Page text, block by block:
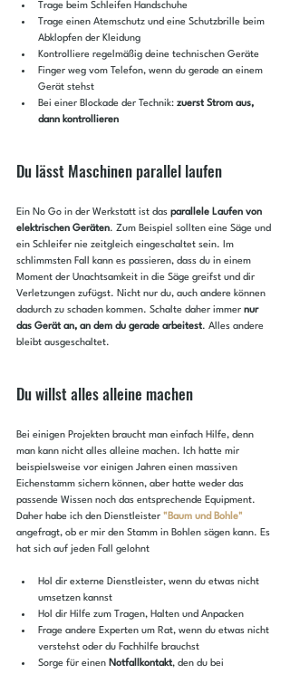
Trage beim Schleifen Handschuhe
Trage einen Atemschutz und eine Schutzbrille beim
Abklopfen der Kleidung
Kontrolliere regelmäßig deine technischen Geräte
Finger weg vom Telefon, wenn du gerade an einem
Gerät stehst
Bei einer Blockade der Technik: zuerst Strom aus,
dann kontrollieren
Du lässt Maschinen parallel laufen
Ein No Go in der Werkstatt ist das parallele Laufen von
elektrischen Geräten. Zum Beispiel sollten eine Säge und
ein Schleifer nie zeitgleich eingeschaltet sein. Im
schlimmsten Fall kann es passieren, dass du in einem
Moment der Unachtsamkeit in die Säge greifst und dir
Verletzungen zufügst. Nicht nur du, auch andere können
dadurch zu schaden kommen. Schalte daher immer nur
das Gerät an, an dem du gerade arbeitest. Alles andere
bleibt ausgeschaltet.
Du willst alles alleine machen
Bei einigen Projekten braucht man einfach Hilfe, denn
man kann nicht alles alleine machen. Ich hatte mir
beispielsweise vor einigen Jahren einen massiven
Eichenstamm sichern können, aber hatte weder das
passende Wissen noch das entsprechende Equipment.
Daher habe ich den Dienstleister "Baum und Bohle"
angefragt, ob er mir den Stamm in Bohlen sägen kann. Es
hat sich auf jeden Fall gelohnt
Hol dir externe Dienstleister, wenn du etwas nicht
umsetzen kannst
Hol dir Hilfe zum Tragen, Halten und Anpacken
Frage andere Experten um Rat, wenn du etwas nicht
verstehst oder du Fachhilfe brauchst
Sorge für einen Notfallkontakt, den du bei